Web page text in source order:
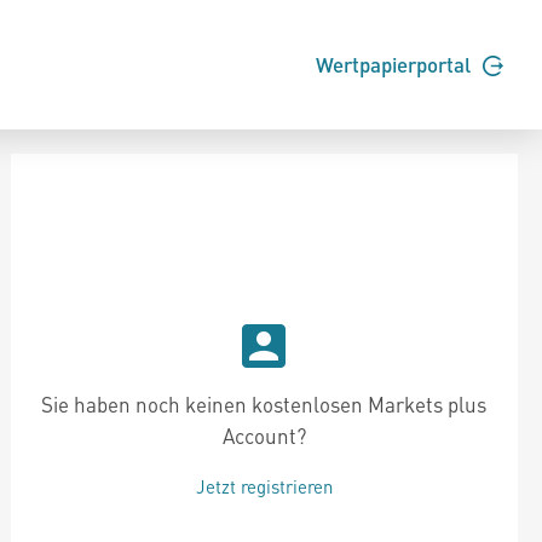
Wertpapierportal
Sie haben noch keinen kostenlosen Markets plus
Account?
Jetzt registrieren